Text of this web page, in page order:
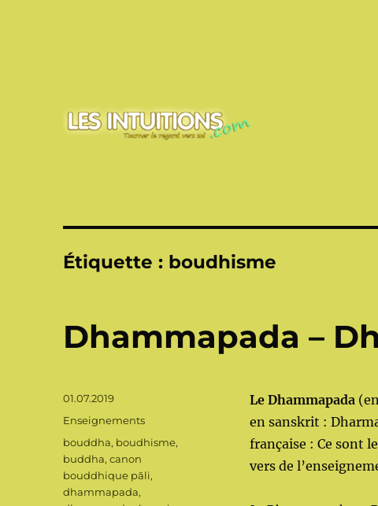
Étiquette : boudhisme
Dhammapada –
Le Dhammapada
en sanskrit :
française : Ce sont
vers de
Publié
01.07.2019
Catégories
Enseignements
Étiquettes
bouddha, boudhisme,
buddha,canon
bouddhique pāli,
dhammapada,